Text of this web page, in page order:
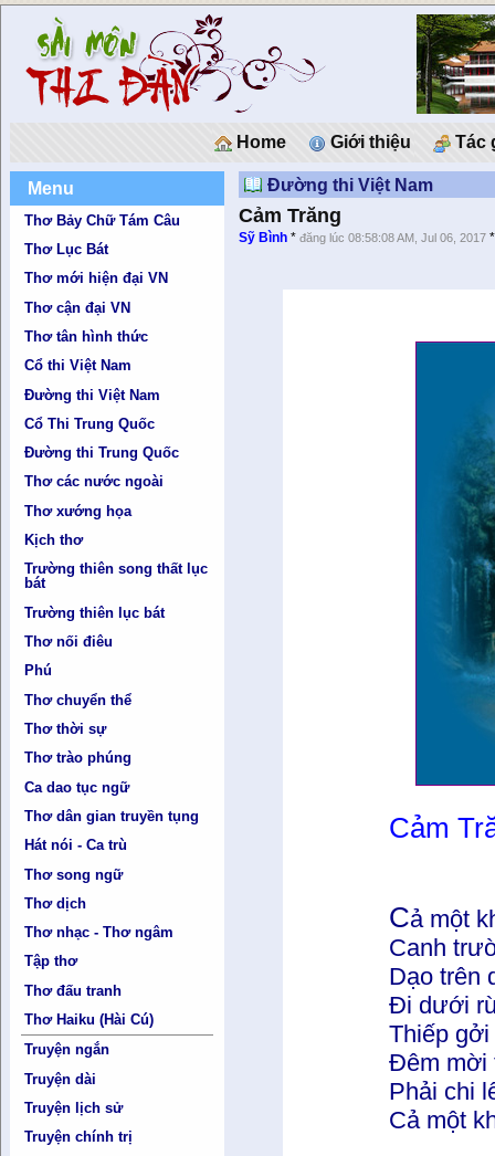
Home Giới thiệu Tác
Menu
Thơ Bảy Chữ Tám Câu
Thơ Lục Bát
Thơ mới hiện đại VN
Thơ cận đại VN
Thơ tân hình thức
Cổ thi Việt Nam
Đường thi Việt Nam
Cổ Thi Trung Quốc
Đường thi Trung Quốc
Thơ các nước ngoài
Thơ xướng họa
Kịch thơ
Trường thiên song thất lục
bát
Trường thiên lục bát
Thơ nối điêu
Phú
Thơ chuyển thể
Thơ thời sự
Thơ trào phúng
Ca dao tục ngữ
Thơ dân gian truyền tụng
Hát nói - Ca trù
Thơ song ngữ
Thơ dịch
Thơ nhạc - Thơ ngâm
Tập thơ
Thơ đấu tranh
Thơ Haiku (Hài Cú)
Truyện ngắn
Truyện dài
Truyện lịch sử
Truyện chính trị
Đường thi Việt Nam
Cảm Trăng
Sỹ Bình *đăng lúc 08:58:08 AM, Jul 06, 2017
Cảm
Cả một
Canh
Dạo trên
Đi dưới
Thiếp
Đêm mời
Phải chi
Cả một